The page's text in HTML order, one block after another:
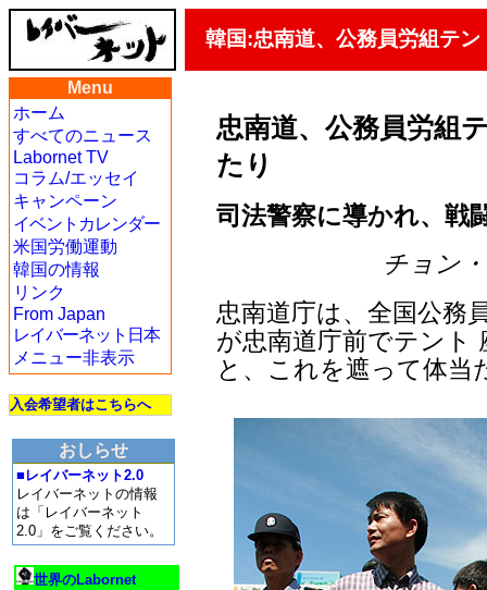
韓国:忠南道、公務員労組テ
Menu
ホーム
すべてのニュース
Labornet TV
コラム/エッセイ
キャンペーン
イベントカレンダー
米国労働運動
韓国の情報
リンク
From Japan
レイバーネット日本
メニュー非表示
入会希望者はこちらへ
おしらせ
■レイバーネット2.0
レイバーネットの情報
は「レイバーネット
2.0」をご覧ください。
世界のLabornet
忠南道、公務員労組
たり
司法警察に導かれ、戦
チョン
忠南道庁は、全国公務
が忠南道庁前でテント
と、これを遮って体当